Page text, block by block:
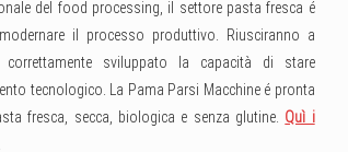
del food processing, il settore pasta fresca é
il processo produttivo. Riusciranno a
sviluppato la capacità di stare
tecnologico. La Pama Parsi Macchine é pronta
fresca, secca, biologica e senza glutine. Quì i